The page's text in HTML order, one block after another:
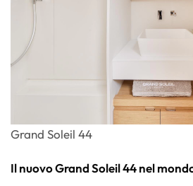
Grand Soleil 44
Il nuovo Grand Soleil 44 nel